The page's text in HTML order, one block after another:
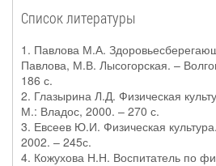
Список литературы
1. Павлова М.А.
Павлова, М.В. Лысогорская. –
186 с.
2. Глазырина Л.Д. Физическая
М.: Владос, 2000. – 270 с.
3. Евсеев Ю.И. Физическая
2002. – 245с.
4. Кожухова Н.Н. Воспитатель по